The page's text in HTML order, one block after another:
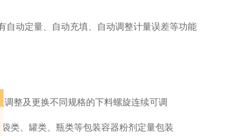
动定量、自动充填、自动调整计量误差等功能
整及更换不同规格的下料螺旋连续可调
类、罐类、瓶类等包装容器粉剂定量包装